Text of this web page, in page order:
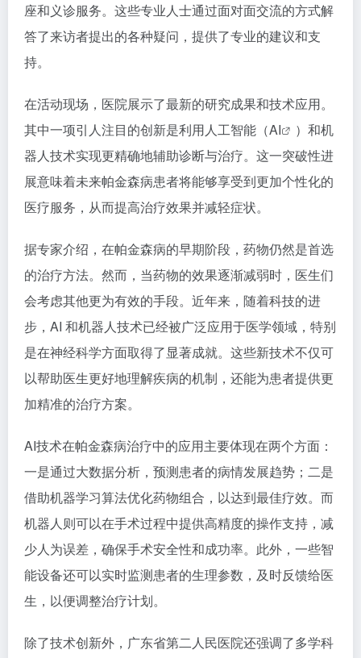
座和义诊服务。这些专业人士通过面对面交流的方式解
答了来访者提出的各种疑问，提供了专业的建议和支
持。
在活动现场，医院展示了最新的研究成果和技术应用。
其中一项引人注目的创新是利用人工智能（AI
）和机
器人技术实现更精确地辅助诊断与治疗。这一突破性进
展意味着未来帕金森病患者将能够享受到更加个性化的
医疗服务，从而提高治疗效果并减轻症状。
据专家介绍，在帕金森病的早期阶段，药物仍然是首选
的治疗方法。然而，当药物的效果逐渐减弱时，医生们
会考虑其他更为有效的手段。近年来，随着科技的进
步，AI 和机器人技术已经被广泛应用于医学领域，特别
是在神经科学方面取得了显著成就。这些新技术不仅可
以帮助医生更好地理解疾病的机制，还能为患者提供更
加精准的治疗方案。
AI技术在帕金森病治疗中的应用主要体现在两个方面：
一是通过大数据分析，预测患者的病情发展趋势；二是
借助机器学习算法优化药物组合，以达到最佳疗效。而
机器人则可以在手术过程中提供高精度的操作支持，减
少人为误差，确保手术安全性和成功率。此外，一些智
能设备还可以实时监测患者的生理参数，及时反馈给医
生，以便调整治疗计划。
除了技术创新外，广东省第二人民医院还强调了多学科